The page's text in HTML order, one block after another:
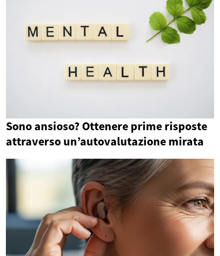
Sono ansioso? Ottenere prime risposte
attraverso un’autovalutazione mirata